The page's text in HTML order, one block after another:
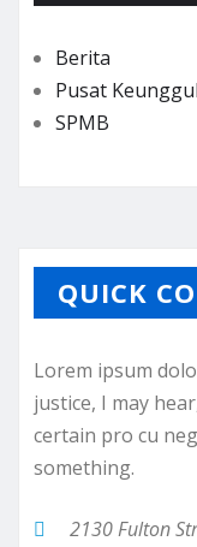
Berita
Pusat
SPMB
QUICK
Lorem ipsum
justice, I may
certain pro cu
something.
2130 Fulton